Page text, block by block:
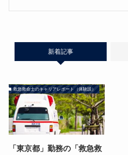
新着記事
救急救命士のキャリアレポート（体験談）
「東京都」勤務の「救急救